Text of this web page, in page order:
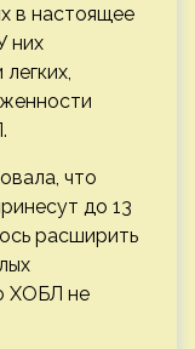
в настоящее
них
что
до 13
расширить
ХОБЛ не